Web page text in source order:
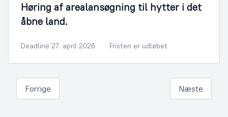
Høring af arealansøgning til hytter i det
åbne land.
Deadline 27. april 2026 Fristen er udløbet
Forrige Næste